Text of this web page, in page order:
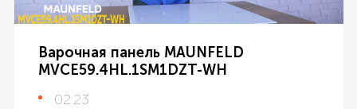
Варочная панель MAUNFELD
MVCE59.4HL.1SM1DZT-WH
02:23